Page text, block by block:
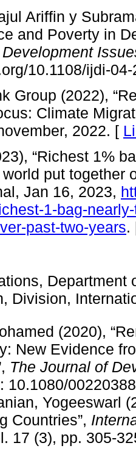
Ariffin y
and Poverty in
10.1108/ijdi-
Group (2022),
Climate
2022. [
“Richest 1%
put together
Jan 16, 2023,
1-bag-
past-two-years.
Department
Division,
(2020),
New Evidence
The Journal of
10.1080/
Yogeeswarl
Countries”,
17 (3), pp. 305-